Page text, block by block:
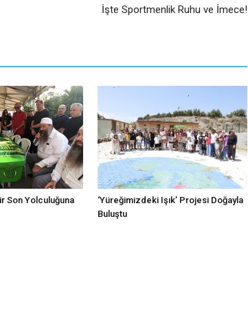
İşte Sportmenlik Ruhu ve İmece!
Son Yolculuğuna
‘Yüreğimizdeki Işık’ Projesi Doğayla
Buluştu